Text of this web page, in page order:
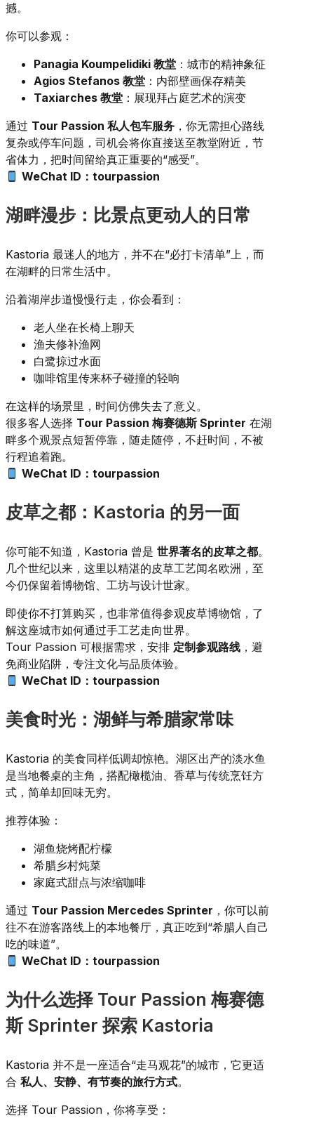
撼。
你可以参观：
Panagia Koumpelidiki 教堂 ：城市的精神象征
Agios Stefanos 教堂 ：内部壁画保存精美
Taxiarches 教堂 ：展现拜占庭艺术的演变
通过 Tour Passion 私人包车服务 ，你无需担心路线
复杂或停车问题，司机会将你直接送至教堂附近，节
省体力，把时间留给真正重要的“感受”。
WeChat ID：tourpassion
湖畔漫步：比景点更动人的日常
Kastoria 最迷人的地方，并不在“必打卡清单”上，而
在湖畔的日常生活中。
沿着湖岸步道慢慢行走，你会看到：
老人坐在长椅上聊天
渔夫修补渔网
白鹭掠过水面
咖啡馆里传来杯子碰撞的轻响
在这样的场景里，时间仿佛失去了意义。
很多客人选择 Tour Passion 梅赛德斯 Sprinter 在湖
畔多个观景点短暂停靠，随走随停，不赶时间，不被
行程追着跑。
WeChat ID：tourpassion
皮草之都：Kastoria 的另一面
你可能不知道，Kastoria 曾是 世界著名的皮草之都。
几个世纪以来，这里以精湛的皮草工艺闻名欧洲，至
今仍保留着博物馆、工坊与设计世家。
即使你不打算购买，也非常值得参观皮草博物馆，了
解这座城市如何通过手工艺走向世界。
Tour Passion 可根据需求，安排 定制参观路线 ，避
免商业陷阱，专注文化与品质体验。
WeChat ID：tourpassion
美食时光：湖鲜与希腊家常味
Kastoria 的美食同样低调却惊艳。湖区出产的淡水鱼
是当地餐桌的主角，搭配橄榄油、香草与传统烹饪方
式，简单却回味无穷。
推荐体验：
湖鱼烧烤配柠檬
希腊乡村炖菜
家庭式甜点与浓缩咖啡
通过 Tour Passion Mercedes Sprinter ，你可以前
往不在游客路线上的本地餐厅，真正吃到“希腊人自己
吃的味道”。
WeChat ID：tourpassion
为什么选择 Tour Passion 梅赛德
斯 Sprinter 探索 Kastoria
Kastoria 并不是一座适合“走马观花”的城市，它更适
合 私人、安静、有节奏的旅行方式。
选择 Tour Passion，你将享受：